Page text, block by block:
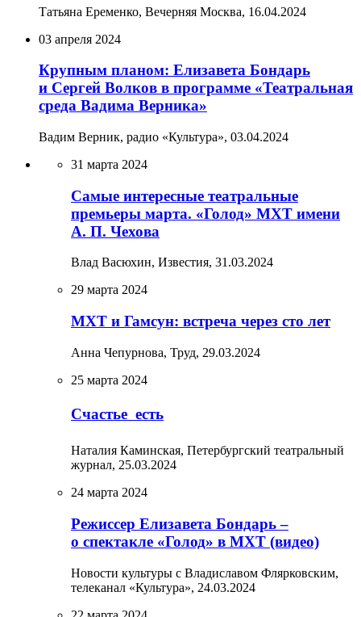
Татьяна Еременко, Вечерняя Москва, 16.04.2024
03 апреля 2024
Крупным планом: Елизавета Бондарь
и Сергей Волков в программе «Театральная
среда Вадима Верника»
Вадим Верник, радио «Культура», 03.04.2024
31 марта 2024
Самые интересные театральные
премьеры марта. «Голод» МХТ имени
А. П. Чехова
Влад Васюхин, Известия, 31.03.2024
29 марта 2024
МХТ и Гамсун: встреча через сто лет
Анна Чепурнова, Труд, 29.03.2024
25 марта 2024
Счастье  есть
Наталия Каминская, Петербургский театральный
журнал, 25.03.2024
24 марта 2024
Режиссер Елизавета Бондарь –
о спектакле «Голод» в МХТ (видео)
Новости культуры с Владиславом Флярковским,
телеканал «Культура», 24.03.2024